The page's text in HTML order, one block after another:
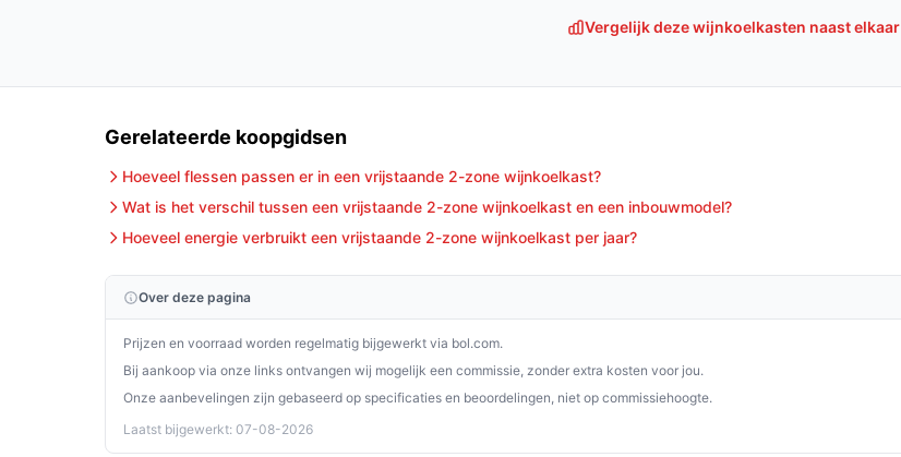
wijnliefhebbers die kwaliteit en gebruiksgemak hoog in het vaandel hebben staan. Met zijn
die je wijnervaring aanzienlijk zal verbeteren.
Ontdek alle specificaties en vergelijk prijzen op debestewijnkoelkast.nl. Kies bewust wat
Vergelijk deze wijnkoelkasten naast elkaar
Gerelateerde koopgidsen
Hoeveel flessen passen er in een vrijstaande 2-zone wijnkoelkast?
Wat is het verschil tussen een vrijstaande 2-zone wijnkoelkast en een inbouwmodel?
Hoeveel energie verbruikt een vrijstaande 2-zone wijnkoelkast per jaar?
Over deze pagina
Prijzen en voorraad worden regelmatig bijgewerkt via bol.com.
Bij aankoop via onze links ontvangen wij mogelijk een commissie, zonder extra kosten voor jou.
Onze aanbevelingen zijn gebaseerd op specificaties en beoordelingen, niet op commissiehoogte.
Laatst bijgewerkt: 07-08-2026